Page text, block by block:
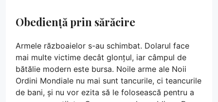
Obediență prin sărăcire
Armele războaielor s-au schimbat. Dolarul face
mai multe victime decât glonțul, iar câmpul de
bătălie modern este bursa. Noile arme ale Noii
Ordini Mondiale nu mai sunt tancurile, ci teancurile
de bani, și nu vor ezita să le folosească pentru a